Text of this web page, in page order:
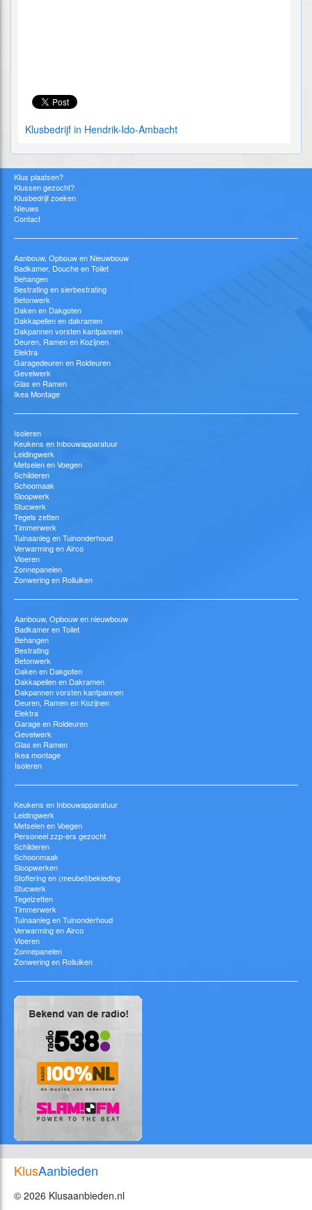
Klusbedrijf in Hendrik-Ido-Ambacht
Klus plaatsen?
Klussen gezocht?
Klusbedrijf zoeken
Nieuws
Contact
Aanbouw, Opbouw en Nieuwbouw
Badkamer, Douche en Toilet
Behangen
Bestrating en sierbestrating
Betonwerk
Daken en Dakgoten
Dakkapellen en dakramen
Dakpannen vorsten kantpannen
Deuren, Ramen en Kozijnen
Elektra
Garagedeuren en Roldeuren
Gevelwerk
Glas en Ramen
Ikea Montage
Isoleren
Keukens en Inbouwapparatuur
Leidingwerk
Metselen en Voegen
Schilderen
Schoomaak
Sloopwerk
Stucwerk
Tegels zetten
Timmerwerk
Tuinaanleg en Tuinonderhoud
Verwarming en Airco
Vloeren
Zonnepanelen
Zonwering en Rolluiken
Aanbouw, Opbouw en nieuwbouw
Badkamer en Toilet
Behangen
Bestrating
Betonwerk
Daken en Dakgoten
Dakkapellen en Dakramen
Dakpannen vorsten kantpannen
Deuren, Ramen en Kozijnen
Elektra
Garage en Roldeuren
Gevelwerk
Glas en Ramen
Ikea montage
Isoleren
Keukens en Inbouwapparatuur
Leidingwerk
Metselen en Voegen
Personeel zzp-ers gezocht
Schilderen
Schoonmaak
Sloopwerken
Stoffering en (meubel)bekleding
Stucwerk
Tegelzetten
Timmerwerk
Tuinaanleg en Tuinonderhoud
Verwarming en Airco
Vloeren
Zonnepanelen
Zonwering en Rolluiken
KlusAanbieden
© 2026 Klusaanbieden.nl